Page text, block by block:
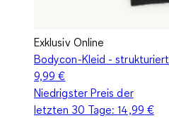
Exklusiv Online
Bodycon-Kleid - strukturiert
9,99 €
Niedrigster Preis der
letzten 30 Tage:14,99 €